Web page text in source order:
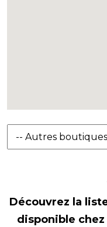
Découvrez la
disponible